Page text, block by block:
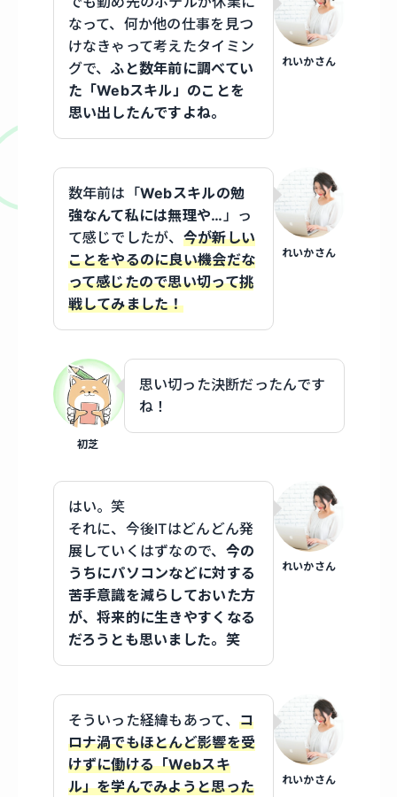
れいかさん
なって、何か他の仕事を見つ
けなきゃって考えたタイミン
グで、ふと数年前に調べてい
た「Webスキル」のことを
思い出したんですよね。
れいかさん
数年前は「Webスキルの勉
強なんて私には無理や… 」っ
て感じでしたが、 今が新しい
ことをやるのに良い機会だな
って感じたので思い切って挑
戦してみました！
初芝
思い切った決断だったんです
ね！
れいかさん
はい。笑
それに、今後ITはどんどん発
展していくはずなので、 今の
うちにパソコンなどに対する
苦手意識を減らしておいた方
が、将来的に生きやすくなる
だろうとも思いました。笑
れいかさん
そういった経緯もあって、 コ
ロナ渦でもほとんど影響を受
けずに働ける「Webスキ
ル」を学んでみようと思った